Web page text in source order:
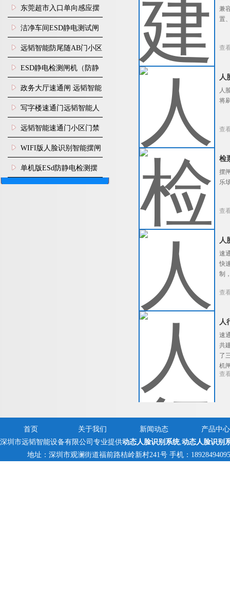
装
东莞超市入口单向感应摆
闸安装
洁净车间ESD静电测试闸
机
远韬智能防尾随AB门小区
门禁闸机安装
​ESD静电检测闸机（防静
电门禁通道系统）
政务大厅速通闸 远韬智能
防尾随静音速通门
写字楼速通门远韬智能人
脸识别快速通道闸
远韬智能速通门小区门禁
闸机食堂消费摆闸
WIFI版人脸识别智能摆闸
机
单机版ESd防静电检测摆
闸机
兼
置
查
人
人
将
查
检
摆
乐
查
人
速
快
制
查
人
速
共
了
机
查
首页 关于我们 新闻动态
产品中心
深圳市远韬智能设备有限公司专业提供动态人脸识别系统,动态人脸识别
地址：深圳市观澜街道福前路桔岭新村241号 手机：